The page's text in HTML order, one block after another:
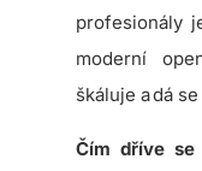
profesionály
moderní
škáluje a dá
Čím dříve